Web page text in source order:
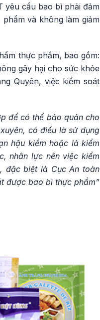
yêu cầu bao bì phải đảm
và không làm giảm
thực phẩm, bao gồm:
gây hại cho sức khỏe
Quyên, việc kiểm soát
để có thể bảo quản cho
có điều là sử dụng
hậu kiểm hoặc là kiểm
nhân lực nên việc kiểm
đặc biệt là Cục An toàn
được bao bì thực phẩm”